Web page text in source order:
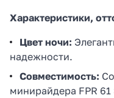
Характеристики,
Цвет ночи:
надежности.
Совместимость:
минирайдера FPR 61